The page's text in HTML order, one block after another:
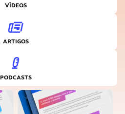
VÍDEOS
ARTIGOS
PODCASTS